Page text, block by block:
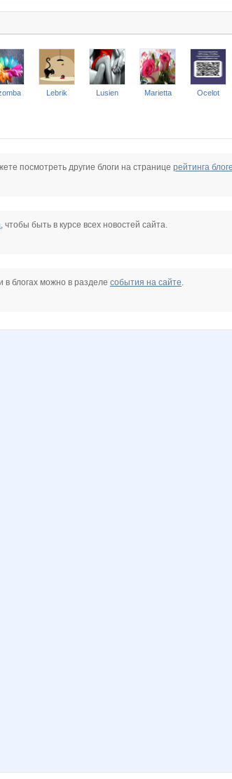
Lebrik Lusien Marietta Ocelot
посмотреть другие блоги на странице рейтинга
, чтобы быть в курсе всех новостей сайта.
в блогах можно в разделе события на сайте.